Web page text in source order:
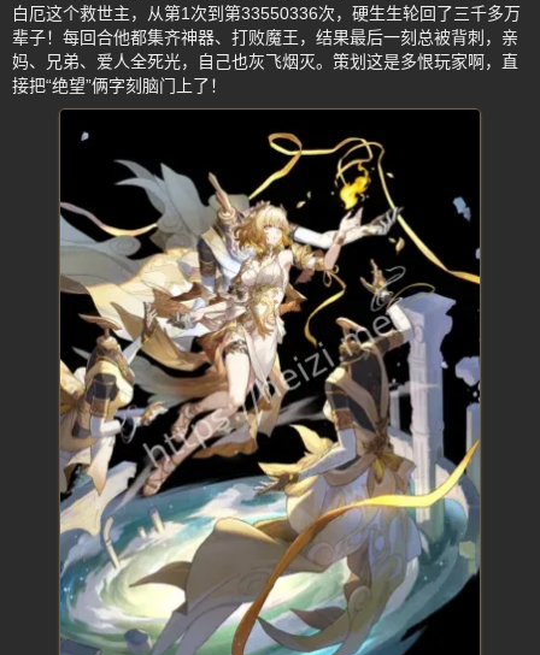
白厄这个救世主，从第1次到第33550336次，硬生生轮回了三千多万
辈子！每回合他都集齐神器、打败魔王，结果最后一刻总被背刺，亲
妈、兄弟、爱人全死光，自己也灰飞烟灭。策划这是多恨玩家啊，直
接把“绝望”俩字刻脑门上了！